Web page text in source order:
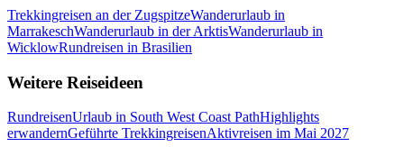
Trekkingreisen an der ZugspitzeWanderurlaub in
MarrakeschWanderurlaub in der ArktisWanderurlaub in
WicklowRundreisen in Brasilien
Weitere Reiseideen
RundreisenUrlaub in South West Coast PathHighlights
erwandernGeführte TrekkingreisenAktivreisen im Mai 2027